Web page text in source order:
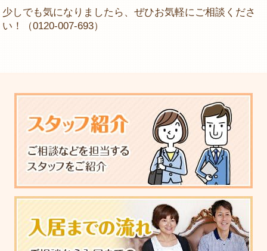
少しでも気になりましたら、ぜひお気軽にご相談くださ
い！（0120-007-693）